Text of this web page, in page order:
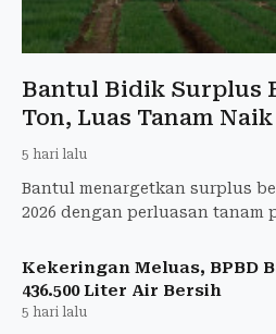
Bantul Bidik Surplus
Ton, Luas Tanam
5 hari lalu
Bantul menargetkan surplus
2026 dengan perluasan tanam
Kekeringan Meluas, BPBD
436.500 Liter Air Bersih
5 hari lalu